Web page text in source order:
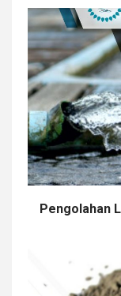
Pengolahan